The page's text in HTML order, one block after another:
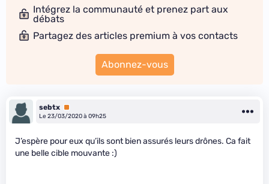
Intégrez la communauté et prenez part aux
débats
Partagez des articles premium à vos contacts
Abonnez-vous
sebtx Premium
Le 23/03/2020 à 09h25
J’espère pour eux qu’ils sont bien assurés leurs drônes. Ca fait
une belle cible mouvante :)